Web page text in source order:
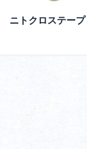
ニトクロステープ